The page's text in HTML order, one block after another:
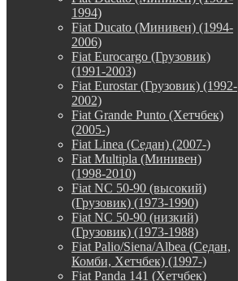
1994)
Fiat Ducato (Минивен) (1994-
2006)
Fiat Eurocargo (Грузовик)
(1991-2003)
Fiat Eurostar (Грузовик) (1992-
2002)
Fiat Grande Punto (Хетчбек)
(2005-)
Fiat Linea (Седан) (2007-)
Fiat Multipla (Минивен)
(1998-2010)
Fiat NC 50-90 (высокий)
(Грузовик) (1973-1990)
Fiat NC 50-90 (низкий)
(Грузовик) (1973-1988)
Fiat Palio/Siena/Albea (Седан,
Комби, Хетчбек) (1997-)
Fiat Panda 141 (Хетчбек)